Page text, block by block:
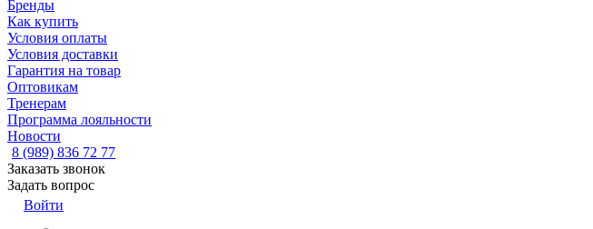
Бренды
Как купить
Условия оплаты
Условия доставки
Гарантия на товар
Оптовикам
Тренерам
Программа лояльности
Новости
8 (989) 836 72 77
Заказать звонок
Задать вопрос
Войти